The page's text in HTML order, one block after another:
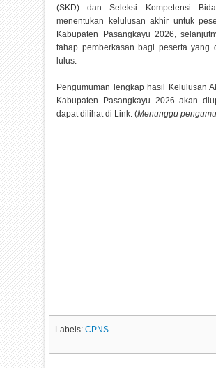
(SKD) dan Seleksi Kompetensi
menentukan kelulusan akhir untuk
Kabupaten Pasangkayu 2026,
tahap pemberkasan bagi peserta yang
lulus.
Pengumuman lengkap hasil Kelulusan
Kabupaten Pasangkayu 2026 akan
dapat dilihat di Link: (Menunggu
Labels:CPNS